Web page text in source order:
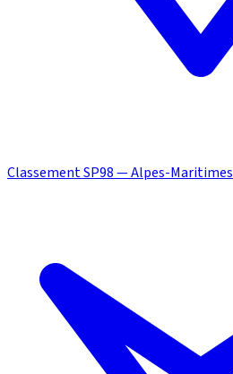
Classement SP98 — Alpes-Maritimes